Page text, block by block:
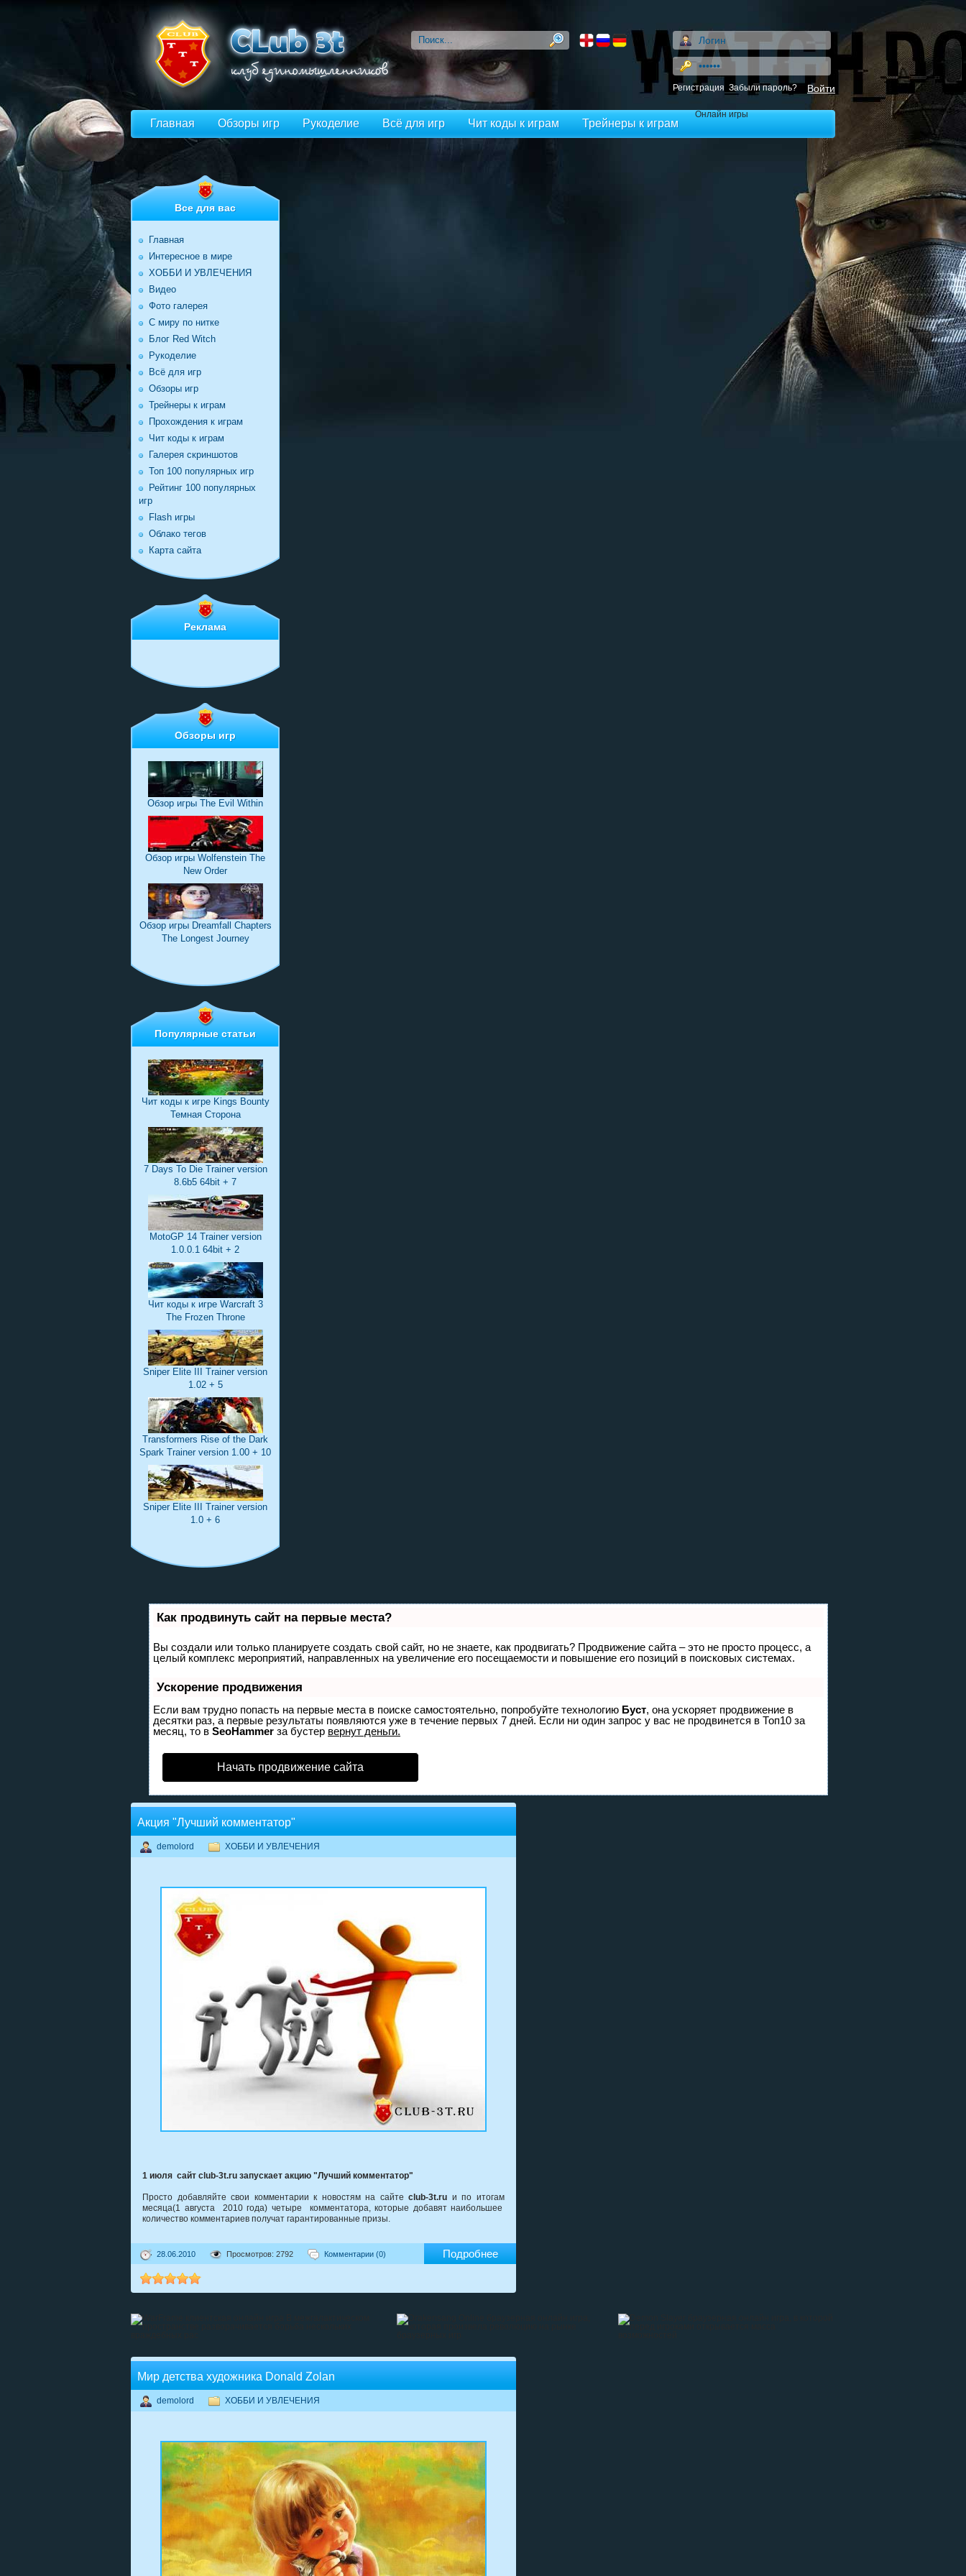
Регистрация Забыли пароль?
Главная Обзоры игр
Онлайн игры
Рукоделие Всё для игр Чит коды к играм Трейнеры к играм
Все для вас
Главная
Интересное в мире
ХОББИ И УВЛЕЧЕНИЯ
Видео
Фото галерея
С миру по нитке
Блог Red Witch
Рукоделие
Всё для игр
Обзоры игр
Трейнеры к играм
Прохождения к играм
Чит коды к играм
Галерея скриншотов
Топ 100 популярных игр
Рейтинг 100 популярных
игр
Flash игры
Облако тегов
Карта сайта
Реклама
Обзоры игр
Обзор игры The Evil Within
Обзор игры Wolfenstein The
New Order
Обзор игры Dreamfall Chapters
The Longest Journey
Популярные статьи
Чит коды к игре Kings Bounty
Темная Сторона
7 Days To Die Trainer version
8.6b5 64bit + 7
MotoGP 14 Trainer version
1.0.0.1 64bit + 2
Чит коды к игре Warcraft 3
The Frozen Throne
Sniper Elite III Trainer version
1.02 + 5
Transformers Rise of the Dark
Spark Trainer version 1.00 + 10
Sniper Elite III Trainer version
1.0 + 6
Как продвинуть сайт на первые места?
Вы создали или только планируете создать свой сайт, но не знаете, как продвигать? Продвижение сайта – это не просто процесс, а
целый комплекс мероприятий, направленных на увеличение его посещаемости и повышение его позиций в поисковых системах.
Ускорение продвижения
Если вам трудно попасть на первые места в поиске самостоятельно, попробуйте технологию Буст, она ускоряет продвижение в
десятки раз, а первые результаты появляются уже в течение первых 7 дней. Если ни один запрос у вас не продвинется в Топ10 за
месяц, то в SeoHammer за бустер вернут деньги.
Начать продвижение сайта
Акция "Лучший комментатор"
demolord ХОББИ И УВЛЕЧЕНИЯ
1 июля сайт club-3t.ru запускает акцию "Лучший комментатор"
Просто добавляйте свои комментарии к новостям на сайтеclub-3t.ru и по итогам
месяца(1 августа 2010 года) четыре комментатора, которые добавят наибольшее
количество комментариев получат гарантированные призы.
28.06.2010 Просмотров: 2792 Комментарии (0) Подробнее
Мир детства художника Donald Zolan
demolord ХОББИ И УВЛЕЧЕНИЯ